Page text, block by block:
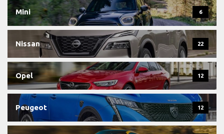
Mini 6
Nissan 22
Opel 12
Peugeot 12